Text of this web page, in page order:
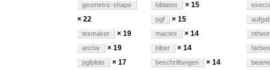
geometric-shape
× 22
texmaker × 19
archiv × 19
pgfplots × 17
biblatex × 15
pgf × 15
mactex × 14
biber × 14
beschriftungen × 14
farben